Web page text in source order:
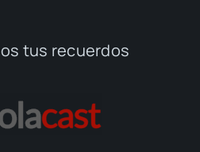
tus recuerdos